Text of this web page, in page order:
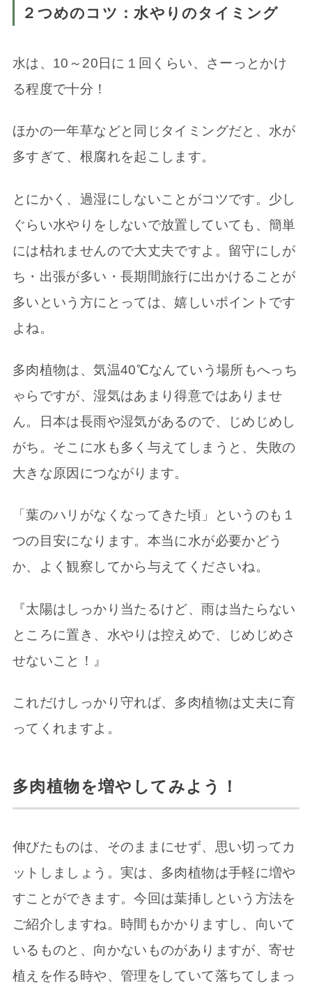
２つめのコツ：水やりのタイミング
水は、10～20日に１回くらい、さーっとかけ
る程度で十分！
ほかの一年草などと同じタイミングだと、水が
多すぎて、根腐れを起こします。
とにかく、過湿にしないことがコツです。少し
ぐらい水やりをしないで放置していても、簡単
には枯れませんので大丈夫ですよ。留守にしが
ち・出張が多い・長期間旅行に出かけることが
多いという方にとっては、嬉しいポイントです
よね。
多肉植物は、気温40℃なんていう場所もへっち
ゃらですが、湿気はあまり得意ではありませ
ん。日本は長雨や湿気があるので、じめじめし
がち。そこに水も多く与えてしまうと、失敗の
大きな原因につながります。
「葉のハリがなくなってきた頃」というのも１
つの目安になります。本当に水が必要かどう
か、よく観察してから与えてくださいね。
『太陽はしっかり当たるけど、雨は当たらない
ところに置き、水やりは控えめで、じめじめさ
せないこと！』
これだけしっかり守れば、多肉植物は丈夫に育
ってくれますよ。
多肉植物を増やしてみよう！
伸びたものは、そのままにせず、思い切ってカ
ットしましょう。実は、多肉植物は手軽に増や
すことができます。今回は葉挿しという方法を
ご紹介しますね。時間もかかりますし、向いて
いるものと、向かないものがありますが、寄せ
植えを作る時や、管理をしていて落ちてしまっ